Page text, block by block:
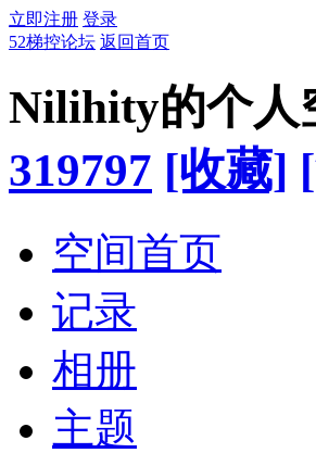
立即注册 登录
52梯控论坛 返回首页
Nilihity的个人
319797 [收藏]
空间首页
记录
相册
主题